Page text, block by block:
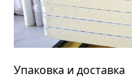
Упаковка и доставка